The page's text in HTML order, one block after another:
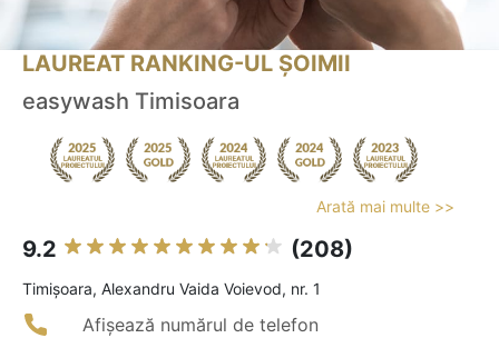
LAUREAT RANKING-UL ȘOIMII
easywash Timisoara
Arată mai multe >>
9.2 (208)
Timişoara, Alexandru Vaida Voievod, nr. 1
Afișează numărul de telefon